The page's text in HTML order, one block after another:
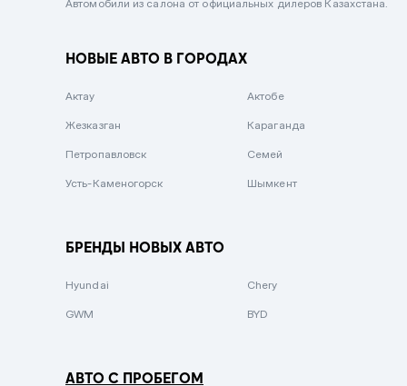
Вишневый
Зеленый металлик
Автомобили из салона от официальных дилеров Казахстана.
НОВЫЕ АВТО В ГОРОДАХ
Актау Актобе
Жезказган Караганда
Петропавловск Семей
Усть-Каменогорск Шымкент
БРЕНДЫ НОВЫХ АВТО
Hyundai Chery
GWM BYD
АВТО С ПРОБЕГОМ